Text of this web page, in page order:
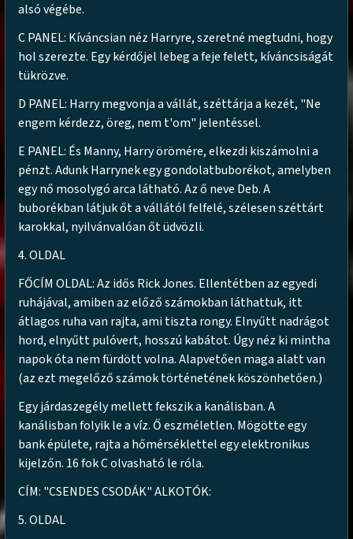
alsó végébe.
C PANEL: Kíváncsian néz Harryre, szeretné megtudni, hogy
hol szerezte. Egy kérdőjel lebeg a feje felett, kíváncsiságát
tükrözve.
D PANEL: Harry megvonja a vállát, széttárja a kezét, "Ne
engem kérdezz, öreg, nem t'om" jelentéssel.
E PANEL: És Manny, Harry örömére, elkezdi kiszámolni a
pénzt. Adunk Harrynek egy gondolatbuborékot, amelyben
egy nő mosolygó arca látható. Az ő neve Deb. A
buborékban látjuk őt a vállától felfelé, szélesen széttárt
karokkal, nyilvánvalóan őt üdvözli.
4. OLDAL
FŐCÍM OLDAL: Az idős Rick Jones. Ellentétben az egyedi
ruhájával, amiben az előző számokban láthattuk, itt
átlagos ruha van rajta, ami tiszta rongy. Elnyűtt nadrágot
hord, elnyűtt pulóvert, hosszú kabátot. Úgy néz ki mintha
napok óta nem fürdött volna. Alapvetően maga alatt van
(az ezt megelőző számok történetének köszönhetően.)
Egy járdaszegély mellett fekszik a kanálisban. A
kanálisban folyik le a víz. Ő eszméletlen. Mögötte egy
bank épülete, rajta a hőmérséklettel egy elektronikus
kijelzőn. 16 fok C olvasható le róla.
CÍM: "CSENDES CSODÁK" ALKOTÓK:
5. OLDAL